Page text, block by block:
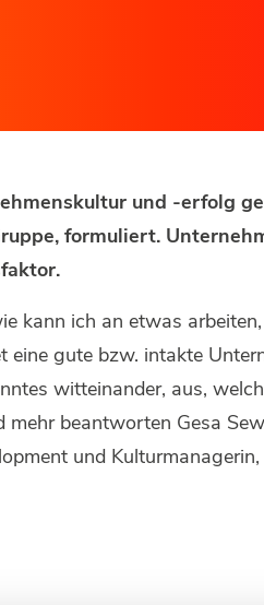
und -erfolg
formuliert.
kann ich an etwas
eine gute bzw. intakte
witteinander, aus,
mehr beantworten Gesa
und